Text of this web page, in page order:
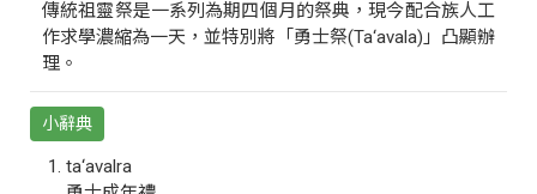
傳統祖靈祭是一系列為期四個月的祭典，現今配合族人工
作求學濃縮為一天，並特別將「勇士祭(Ta‘avala)」凸顯辦
理。
小辭典
ta‘avalra